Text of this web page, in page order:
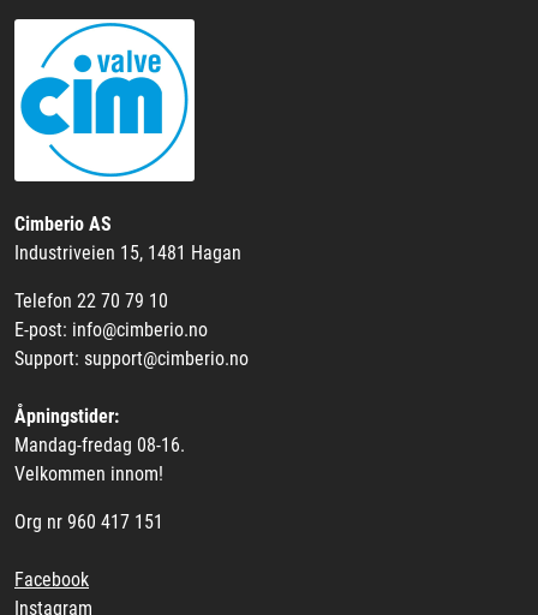
Cimberio AS
Industriveien 15, 1481 Hagan
Telefon 22 70 79 10
E-post: info@cimberio.no
Support: support@cimberio.no
Åpningstider:
Mandag-fredag 08-16.
Velkommen innom!
Org nr 960 417 151
Facebook
Instagram